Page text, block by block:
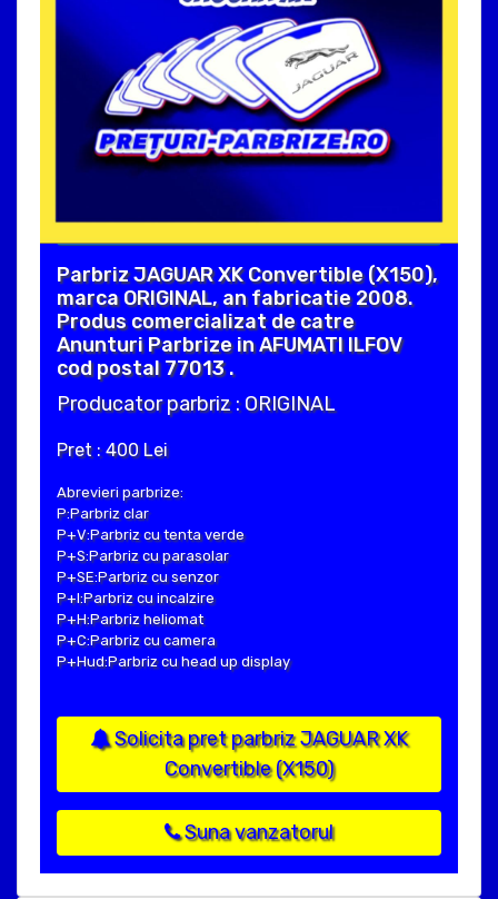
Parbriz JAGUAR XK Convertible (X150),
marca ORIGINAL, an fabricatie 2008.
Produs comercializat de catre
Anunturi Parbrize in AFUMATI ILFOV
cod postal 77013 .
Producator parbriz : ORIGINAL
Pret : 400 Lei
Abrevieri parbrize:
P:Parbriz clar
P+V:Parbriz cu tenta verde
P+S:Parbriz cu parasolar
P+SE:Parbriz cu senzor
P+I:Parbriz cu incalzire
P+H:Parbriz heliomat
P+C:Parbriz cu camera
P+Hud:Parbriz cu head up display
Solicita pret parbriz JAGUAR XK
Convertible (X150)
Suna vanzatorul